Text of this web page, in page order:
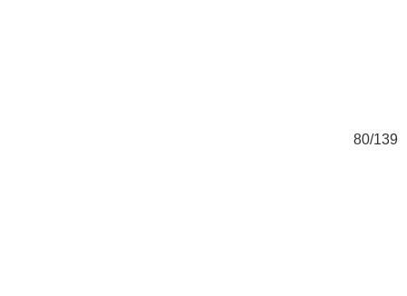
80/139